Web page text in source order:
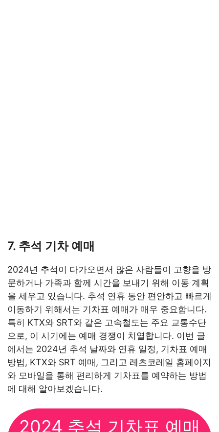
7. 추석 기차 예매
2024년 추석이 다가오면서 많은 사람들이 고향을 방
문하거나 가족과 함께 시간을 보내기 위해 이동 계획
을 세우고 있습니다. 추석 연휴 동안 편안하고 빠르게
이동하기 위해서는 기차표 예매가 매우 중요합니다.
특히 KTX와 SRT와 같은 고속철도는 주요 교통수단
으로, 이 시기에는 예매 경쟁이 치열합니다. 이번 글
에서는 2024년 추석 날짜와 연휴 일정, 기차표 예매
방법, KTX와 SRT 예매, 그리고 레츠코레일 홈페이지
와 모바일을 통해 편리하게 기차표를 예약하는 방법
에 대해 알아보겠습니다.
2024 추석 기차표 예매